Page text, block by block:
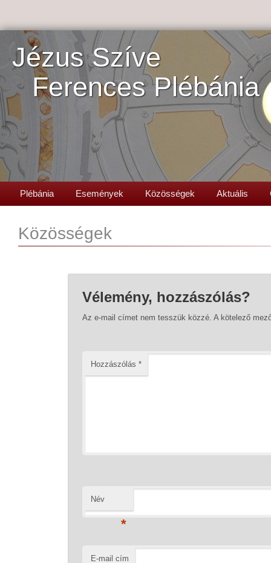
Jézus Szíve
Ferences Plébánia
Plébánia Események Közösségek Aktuális
Közösségek
Vélemény, hozzászólás?
Az e-mail címet nem tesszük közzé. A kötelező
Hozzászólás *
Név
*
E-mail cím